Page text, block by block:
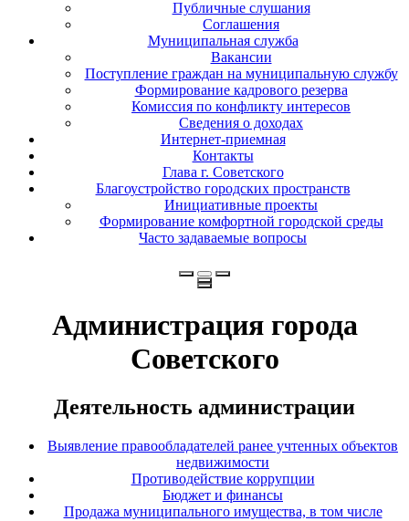
Публичные слушания
Соглашения
Муниципальная служба
Вакансии
Поступление граждан на муниципальную службу
Формирование кадрового резерва
Комиссия по конфликту интересов
Сведения о доходах
Интернет-приемная
Контакты
Глава г. Советского
Благоустройство городских пространств
Инициативные проекты
Формирование комфортной городской среды
Часто задаваемые вопросы
Администрация города
Советского
Деятельность администрации
Выявление правообладателей ранее учтенных объектов
недвижимости
Противодействие коррупции
Бюджет и финансы
Продажа муниципального имущества, в том числе